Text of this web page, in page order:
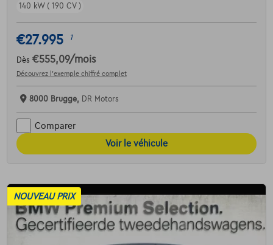
140 kW ( 190 CV )
€27.995 1
Dès €555,09/mois
Découvrez l’exemple chiffré complet
8000 Brugge, DR Motors
Comparer
Voir le véhicule
NOUVEAU PRIX